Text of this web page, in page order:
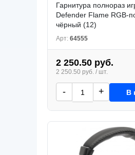
Гарнитура полнораз
Defender Flame RGB-
чёрный (12)
Арт: 64555
2 250.50 руб.
2 250.50 руб. / шт.
- + В